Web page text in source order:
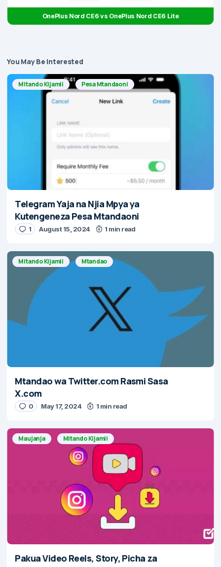
OnePlus Nord CE6 vs OnePlus Nord CE6 Lite
You May Be Interested
Mitando Kijamii Pesa Mtandaoni
Telegram Yaja na Njia Mpya ya
Kutengeneza Pesa Mtandaoni
1 August 15, 2024 1 min read
Mitando Kijamii Mtandao
Mtandao wa Twitter.com Rasmi Sasa
X.com
0 May 17, 2024 1 min read
Maujanja Mitando Kijamii
Pakua Video Reels, Story, Picha za